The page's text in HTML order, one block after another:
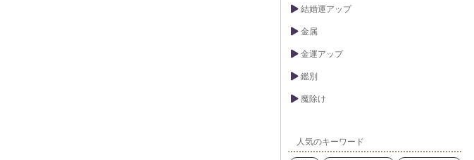
結婚運アップ
金属
金運アップ
鑑別
魔除け
人気のキーワード